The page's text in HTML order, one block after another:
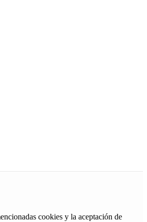
cookies y la aceptación de